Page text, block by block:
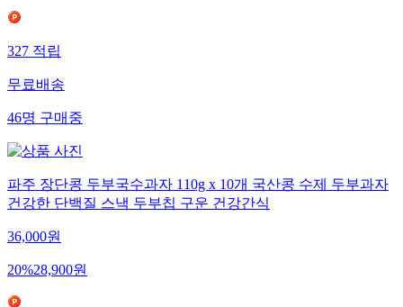
327적립
무료배송
46명구매중
파주 장단콩 두부국수과자 110g x 10개 국산콩 수제 두부과자
건강한 단백질 스낵 두부칩 구운 건강간식
36,000원
20%28,900원